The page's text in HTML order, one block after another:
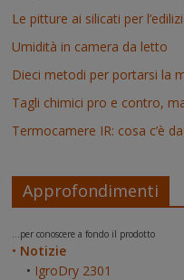
Le pitture ai silicati per
Umidità in camera da letto
Dieci metodi per portarsi la
Tagli chimici pro e contro,
Termocamere IR: cosa c’è
Approfondimenti
...per conoscere a fondo il prodotto
• Notizie
• IgroDry 2301